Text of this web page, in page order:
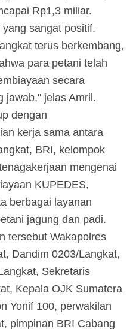
Rp1,3 miliar.
sangat positif.
terus berkembang,
para petani telah
secara
jawab," jelas Amril.
dengan
kerja sama antara
BRI, kelompok
mengenai
KUPEDES,
berbagai layanan
jagung dan padi.
tersebut Wakapolres
Dandim 0203/Langkat,
Sekretaris
Kepala OJK Sumatera
Yonif 100, perwakilan
pimpinan BRI Cabang